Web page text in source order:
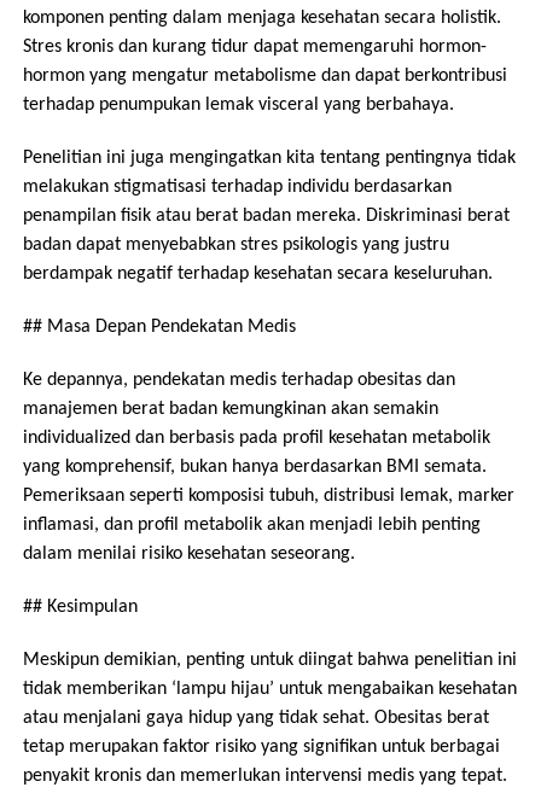
komponen penting dalam menjaga kesehatan secara holistik.
Stres kronis dan kurang tidur dapat memengaruhi hormon-
hormon yang mengatur metabolisme dan dapat berkontribusi
terhadap penumpukan lemak visceral yang berbahaya.
Penelitian ini juga mengingatkan kita tentang pentingnya tidak
melakukan stigmatisasi terhadap individu berdasarkan
penampilan fisik atau berat badan mereka. Diskriminasi berat
badan dapat menyebabkan stres psikologis yang justru
berdampak negatif terhadap kesehatan secara keseluruhan.
## Masa Depan Pendekatan Medis
Ke depannya, pendekatan medis terhadap obesitas dan
manajemen berat badan kemungkinan akan semakin
individualized dan berbasis pada profil kesehatan metabolik
yang komprehensif, bukan hanya berdasarkan BMI semata.
Pemeriksaan seperti komposisi tubuh, distribusi lemak, marker
inflamasi, dan profil metabolik akan menjadi lebih penting
dalam menilai risiko kesehatan seseorang.
## Kesimpulan
Meskipun demikian, penting untuk diingat bahwa penelitian ini
tidak memberikan ‘lampu hijau’ untuk mengabaikan kesehatan
atau menjalani gaya hidup yang tidak sehat. Obesitas berat
tetap merupakan faktor risiko yang signifikan untuk berbagai
penyakit kronis dan memerlukan intervensi medis yang tepat.